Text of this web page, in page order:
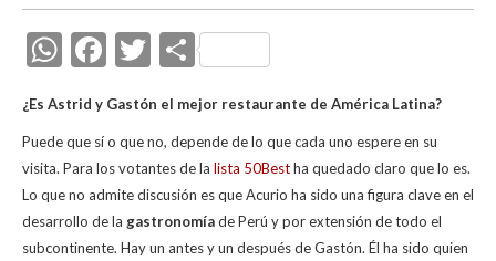
W
at
s
A
p
F
e
b
o
o
T
itt
er
C
m
p
ar
ti
¿Es Astrid y Gastón el mejor restaurante de América Latina?
Puede que sí o que no, depende de lo que cada uno espere en su
visita. Para los votantes de la lista 50Bestha quedado claro que lo es.
Lo que no admite discusión es que Acurio ha sido una figura clave en el
desarrollo de la gastronomíade Perú y por extensión de todo el
subcontinente. Hay un antes y un después de Gastón. Él ha sido quien